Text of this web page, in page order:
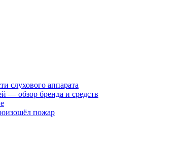
слухового аппарата
— обзор бренда и средств
пожар